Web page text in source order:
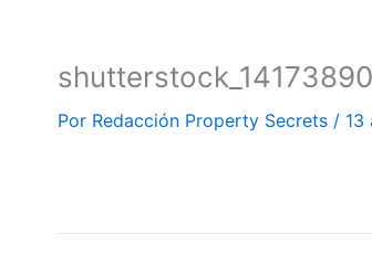
Por Redacción Property Secrets / 13